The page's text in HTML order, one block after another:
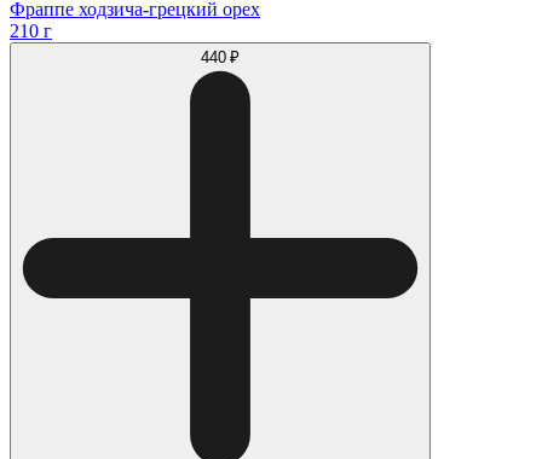
Фраппе ходзича-грецкий орех
210 г
440 ₽